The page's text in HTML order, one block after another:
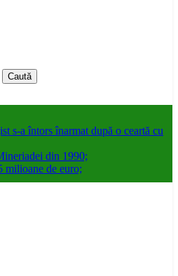
s-a întors înarmat după o ceartă cu
din 1990;
de euro;